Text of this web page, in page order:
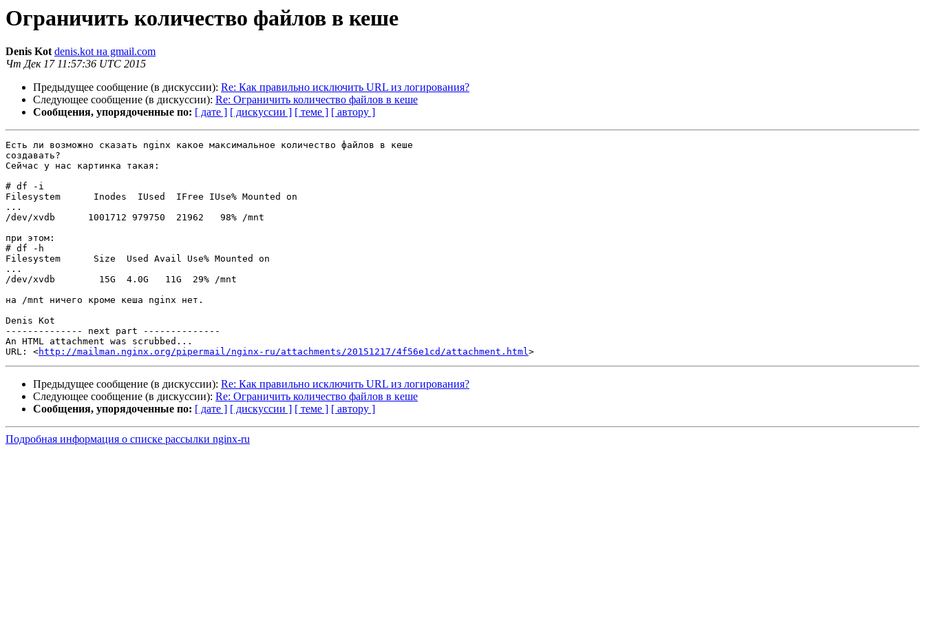
Ограничить количество файлов в кеше
Denis Kot denis.kot на gmail.com
Чт Дек 17 11:57:36 UTC 2015
Предыдущее сообщение (в дискуссии): Re: Как правильно исключить URL из логирования?
Следующее сообщение (в дискуссии): Re: Ограничить количество файлов в кеше
Сообщения, упорядоченные по: [ дате ] [ дискуссии ] [ теме ] [ автору ]
Есть ли возможно сказать nginx какое максимальное количество файлов в кеше
создавать?
Сейчас у нас картинка такая:
# df -i
Filesystem      Inodes  IUsed  IFree IUse% Mounted on
...
/dev/xvdb      1001712 979750  21962   98% /mnt
при этом:
# df -h
Filesystem      Size  Used Avail Use% Mounted on
...
/dev/xvdb        15G  4.0G   11G  29% /mnt
на /mnt ничего кроме кеша nginx нет.
Denis Kot
-------------- next part --------------
An HTML attachment was scrubbed...
URL: <http://mailman.nginx.org/pipermail/nginx-ru/attachments/20151217/4f56e1cd/attachment.html
Предыдущее сообщение (в дискуссии): Re: Как правильно исключить URL из логирования?
Следующее сообщение (в дискуссии): Re: Ограничить количество файлов в кеше
Сообщения, упорядоченные по: [ дате ] [ дискуссии ] [ теме ] [ автору ]
Подробная информация о списке рассылки nginx-ru